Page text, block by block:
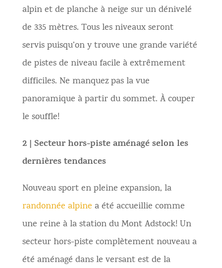
alpin et de planche à neige sur un dénivelé
de 335 mètres. Tous les niveaux seront
servis puisqu’on y trouve une grande variété
de pistes de niveau facile à extrêmement
difficiles. Ne manquez pas la vue
panoramique à partir du sommet. À couper
le souffle!
2 | Secteur hors-piste aménagé selon les
dernières tendances
Nouveau sport en pleine expansion, la
randonnée alpine a été accueillie comme
une reine à la station du Mont Adstock! Un
secteur hors-piste complètement nouveau a
été aménagé dans le versant est de la